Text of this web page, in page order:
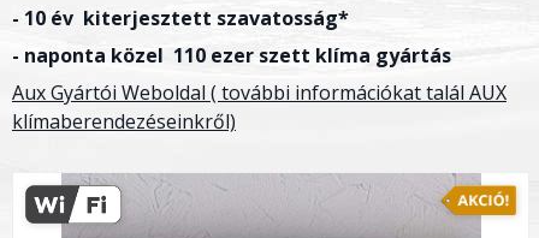
- 10 év kiterjesztett szavatosság*
- naponta közel 110 ezer szett klíma gyártás
Aux Gyártói Weboldal ( további információkat talál AUX
klímaberendezéseinkről)